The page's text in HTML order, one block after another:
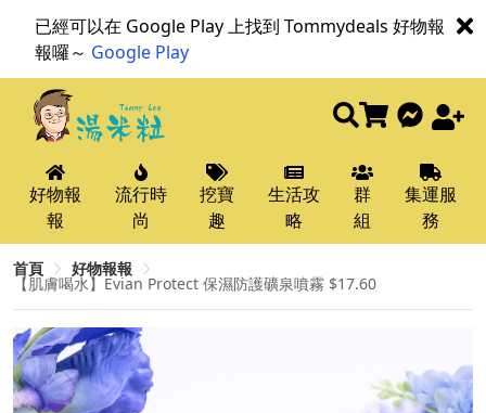
已經可以在 Google Play 上找到 Tommydeals 好物報
報囉～ Google Play
好物報
報
流行時
尚
挖寶
趣
生活攻
略
群
組
集運服
務
首頁 好物報報
【肌膚喝水】Evian Protect 保濕防護礦泉噴霧 $17.60